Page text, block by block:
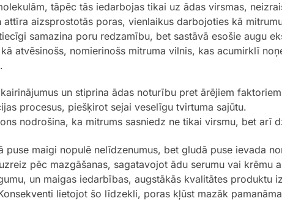
tāpēc tās iedarbojas tikai uz ādas virsmas,
aizsprostotās poras, vienlaikus darbojoties kā
samazina poru redzamību, bet sastāvā esošie augu
atvēsinošs, nomierinošs mitruma vilnis, kas acumirklī
un stiprina ādas noturību pret ārējiem
procesus, piešķirot sejai veselīgu tvirtuma sajūtu.
nodrošina, ka mitrums sasniedz ne tikai virsmu, bet arī
maigi nopulē nelīdzenumus, bet gludā puse ievada
pēc mazgāšanas, sagatavojot ādu serumu vai krēmu
un maigas iedarbības, augstākās kvalitātes produktu
lietojot šo līdzekli, poras kļūst mazāk